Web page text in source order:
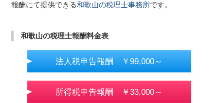
報酬にて提供できる和歌山の税理士事務所です。
和歌山の税理士報酬料金表
法人税申告報酬 ￥99,000～
所得税申告報酬 ￥33,000～